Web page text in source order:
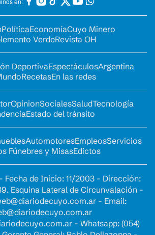
PolíticaEconomíaCuyo Minero
VerdeRevista OH
DeportivaEspectáculosArgentina
RecetasEn las redes
OpinionSocialesSaludTecnología
Estado del tránsito
AutomotoresEmpleosServicios
Fúnebres y MisasEdictos
Fecha de Inicio: 11/2003 - Dirección:
Esquina Lateral de Circunvalación -
- Email:
- Whatsapp: (054)